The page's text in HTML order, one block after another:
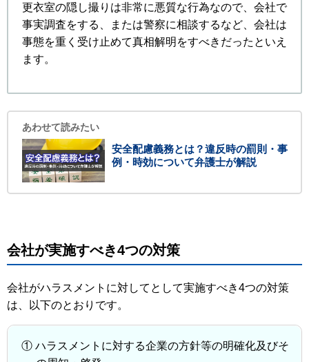
更衣室の隠し撮りは非常に悪質な行為なので、会社で
事実調査をする、または警察に相談するなど、会社は
事態を重く受け止めて真相解明をすべきだったといえ
ます。
あわせて読みたい
安全配慮義務とは？違反時の罰則・事
例・時効について弁護士が解説
会社が実施すべき4つの対策
会社がハラスメントに対してとして実施すべき4つの対策
は、以下のとおりです。
① ハラスメントに対する企業の方針等の明確化及びそ